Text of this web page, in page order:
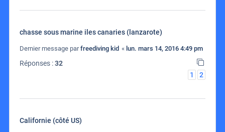
chasse sous marine iles canaries (lanzarote)
Dernier message parfreediving kid « lun. mars 14, 2016 4:49 pm
Réponses :32
1
2
Californie (côté US)